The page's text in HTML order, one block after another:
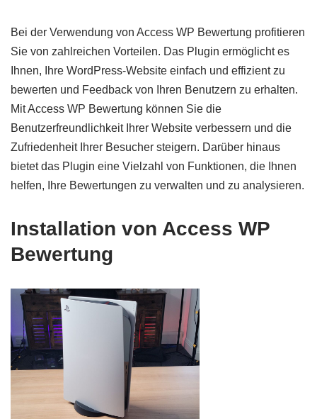
Bei der Verwendung von Access WP Bewertung profitieren
Sie von zahlreichen Vorteilen. Das Plugin ermöglicht es
Ihnen, Ihre WordPress-Website einfach und effizient zu
bewerten und Feedback von Ihren Benutzern zu erhalten.
Mit Access WP Bewertung können Sie die
Benutzerfreundlichkeit Ihrer Website verbessern und die
Zufriedenheit Ihrer Besucher steigern. Darüber hinaus
bietet das Plugin eine Vielzahl von Funktionen, die Ihnen
helfen, Ihre Bewertungen zu verwalten und zu analysieren.
Installation von Access WP
Bewertung